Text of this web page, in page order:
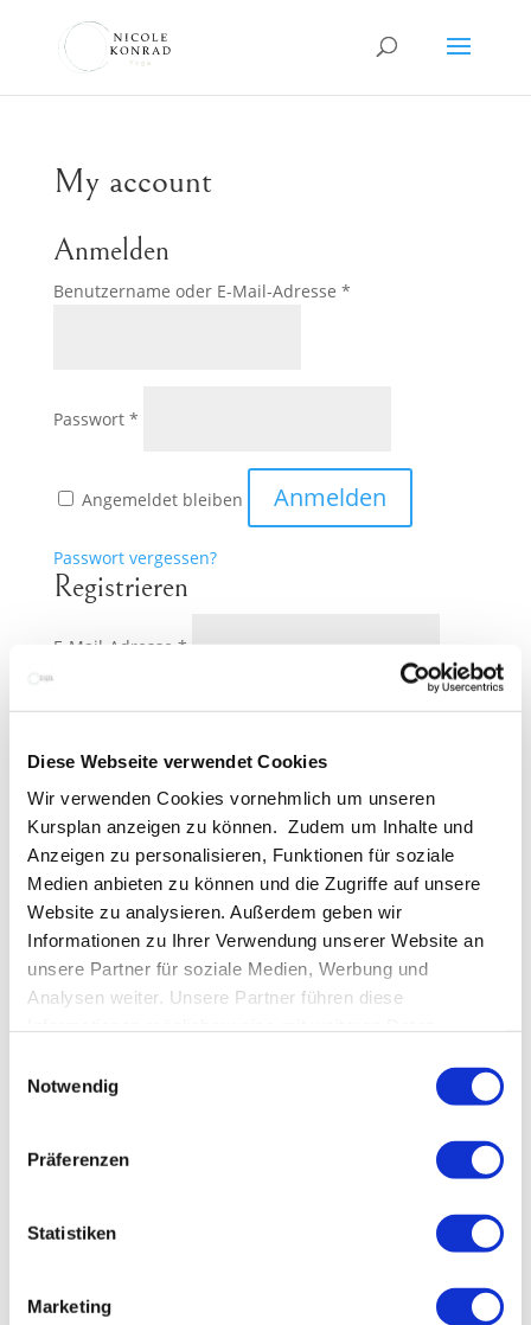
Diese Webseite verwendet Cookies
Wir verwenden Cookies vornehmlich um unseren
Kursplan anzeigen zu können. Zudem um Inhalte und
Anzeigen zu personalisieren, Funktionen für soziale
Medien anbieten zu können und die Zugriffe auf unsere
Website zu analysieren. Außerdem geben wir
Informationen zu Ihrer Verwendung unserer Website an
unsere Partner für soziale Medien, Werbung und
Analysen weiter. Unsere Partner führen diese
sie im Rahmen Ihrer Nutzung der Dienste gesammelt
Notwendig
Präferenzen
Statistiken
Marketing
My account
Anmelden
Benutzername oder E-Mail-Adresse *Erforderlich
Passwort *
Angemeldet bleiben Anmelden
Passwort vergessen?
Registrieren
E-Mail-Adresse *
Ein Link zum Erstellen eines neuen Passworts wird
Bitte gib eine Antwort in Ziffern ein:
18 − 7 =
Ja, ich möchte ein Kundenkonto eröffnen und
akzeptiere die Datenschutzerklärung. *Erforderlich
Registrieren
Join